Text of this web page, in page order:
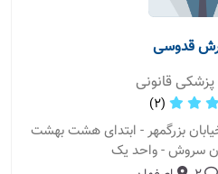
قدوسی
قانونی
(2)
خیابان بزرگمهر - ابتدای هشت بهشت
سروش - واحد یک